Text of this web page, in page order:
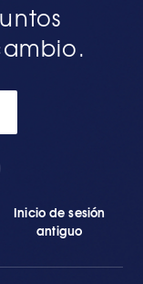
Inicio de sesión
antiguo